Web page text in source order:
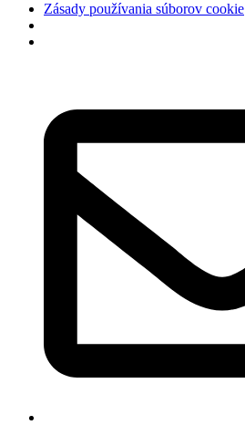
Zásady používania súborov cookie